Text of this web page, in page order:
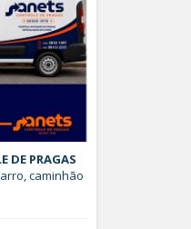
DE PRAGAS
caminhão